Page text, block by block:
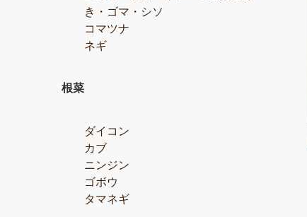
き・ゴマ・シソ
コマツナ
ネギ
根菜
ダイコン
カブ
ニンジン
ゴボウ
タマネギ